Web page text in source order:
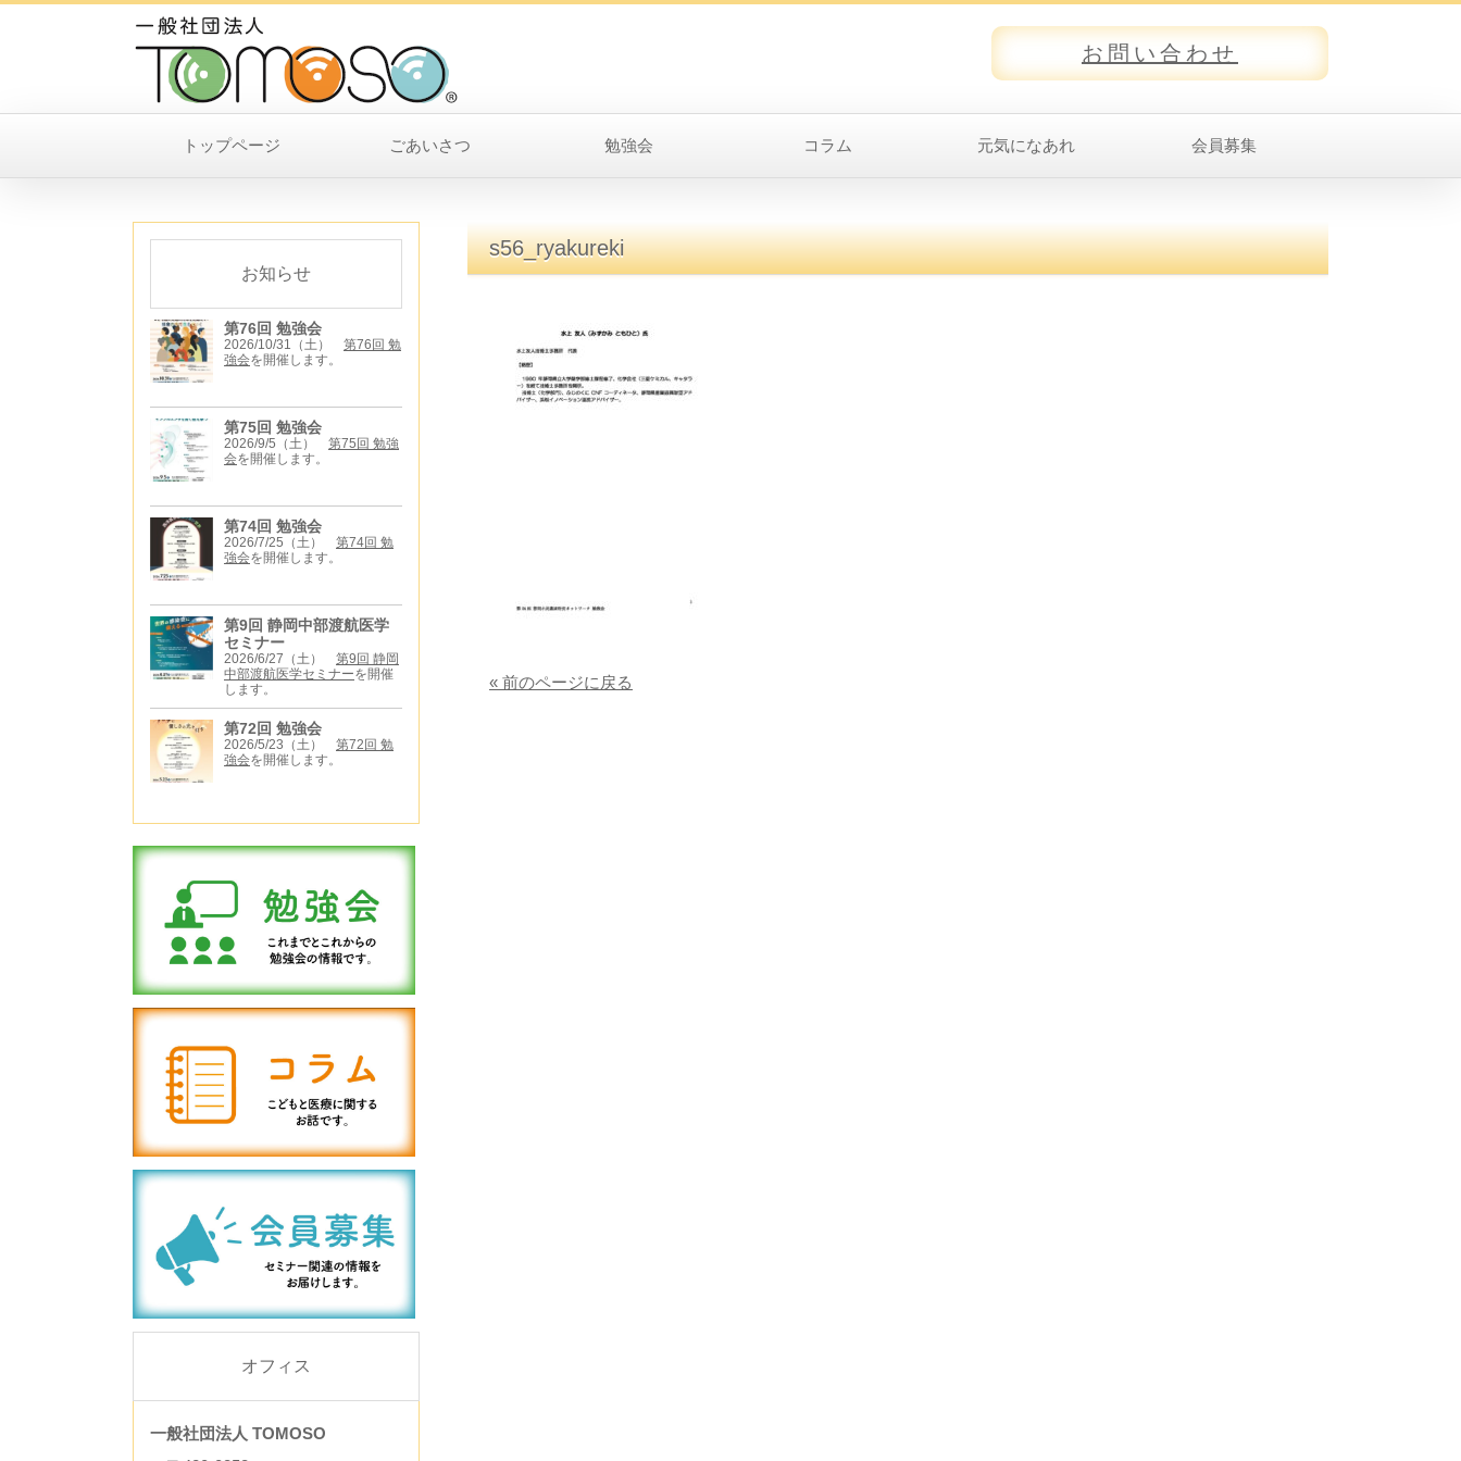
お問い合わせ
トップページ ごあいさつ 勉強会 コラム 元気になあれ 会員募集
s56_ryakureki
« 前のページに戻る
お知らせ
第76回 勉強会
2026/10/31（土） 第76回 勉
強会を開催します。
第75回 勉強会
2026/9/5（土） 第75回 勉強
会を開催します。
第74回 勉強会
2026/7/25（土） 第74回 勉
強会を開催します。
第9回 静岡中部渡航医学
セミナー
2026/6/27（土） 第9回 静岡
中部渡航医学セミナーを開催
します。
第72回 勉強会
2026/5/23（土） 第72回 勉
強会を開催します。
オフィス
一般社団法人 TOMOSO